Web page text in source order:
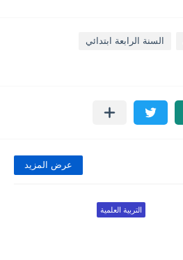
السنة الرابعة ابتدائي
عرض المزيد
التربية العلمية